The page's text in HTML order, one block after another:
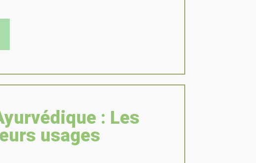
: Les
usages